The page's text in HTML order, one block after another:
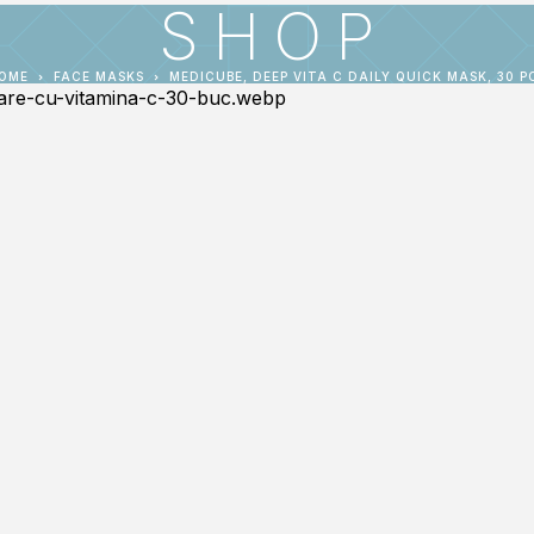
SHOP
FACE MASKS MEDICUBE, DEEP VITA C DAILY QUICK MASK, 30